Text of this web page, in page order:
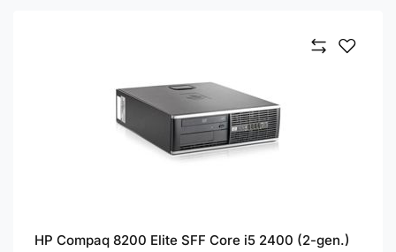
HP Compaq 8200 Elite SFF Core i5 2400 (2-gen.)